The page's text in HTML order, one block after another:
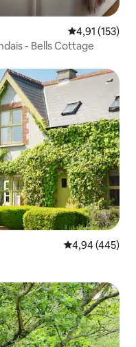
Évaluation
4,91 (153)
- Bells Cottage
Évaluation
4,94 (445)